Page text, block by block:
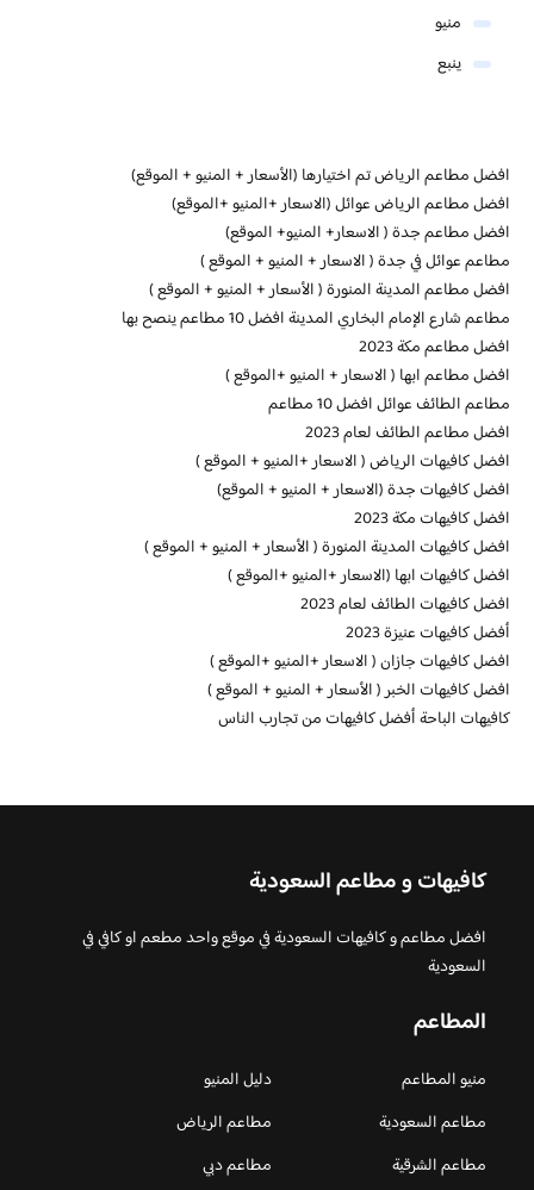
منيو
ينبع
افضل مطاعم الرياض تم اختيارها (الأسعار + المنيو + الموقع)
افضل مطاعم الرياض عوائل (الاسعار +المنيو +الموقع)
افضل مطاعم جدة ( الاسعار+ المنيو+ الموقع)
مطاعم عوائل في جدة ( الاسعار + المنيو + الموقع )
افضل مطاعم المدينة المنورة ( الأسعار + المنيو + الموقع )
مطاعم شارع الإمام البخاري المدينة افضل 10 مطاعم ينصح بها
افضل مطاعم مكة 2023
افضل مطاعم ابها ( الاسعار + المنيو +الموقع )
مطاعم الطائف عوائل افضل 10 مطاعم
افضل مطاعم الطائف لعام 2023
افضل كافيهات الرياض ( الاسعار +المنيو + الموقع )
افضل كافيهات جدة (الاسعار + المنيو + الموقع)
افضل كافيهات مكة 2023
افضل كافيهات المدينة المنورة ( الأسعار + المنيو + الموقع )
افضل كافيهات ابها (الاسعار +المنيو +الموقع )
افضل كافيهات الطائف لعام 2023
أفضل كافيهات عنيزة 2023
افضل كافيهات جازان ( الاسعار +المنيو +الموقع )
افضل كافيهات الخبر ( الأسعار + المنيو + الموقع )
كافيهات الباحة أفضل كافيهات من تجارب الناس
كافيهات و مطاعم السعودية
افضل مطاعم و كافيهات السعودية في موقع واحد مطعم او كافي في
السعودية
المطاعم
منيو المطاعم
دليل المنيو
مطاعم السعودية
مطاعم الرياض
مطاعم الشرقية
مطاعم دبي